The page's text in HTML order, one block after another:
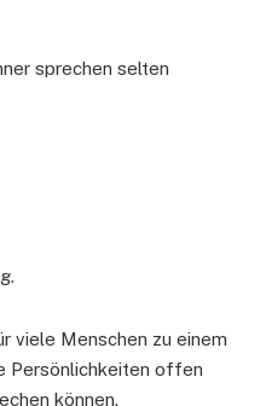
sprechen selten
viele Menschen zu einem
Persönlichkeiten offen
können.